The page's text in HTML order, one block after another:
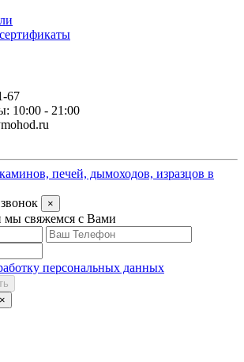
67
10:00 - 21:00
печей, дымоходов, изразцов в
×
мы свяжемся с Вами
персональных данных
×